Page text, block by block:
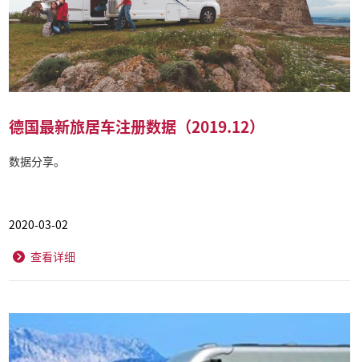
德国最新旅居车注册数据（2019.12）
数据分享。
2020-03-02
查看详细